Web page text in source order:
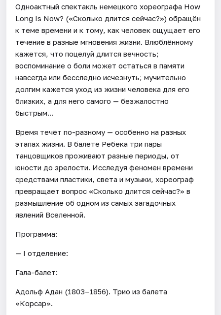
Одноактный спектакль немецкого хореографа How
Long Is Now? («Сколько длится сейчас?») обращён
к теме времени и к тому, как человек ощущает его
течение в разные мгновения жизни. Влюблённому
кажется, что поцелуй длится вечность;
воспоминание о боли может остаться в памяти
навсегда или бесследно исчезнуть; мучительно
долгим кажется уход из жизни человека для его
близких, а для него самого — безжалостно
быстрым...
Время течёт по-разному — особенно на разных
этапах жизни. В балете Ребека три пары
танцовщиков проживают разные периоды, от
юности до зрелости. Исследуя феномен времени
средствами пластики, света и музыки, хореограф
превращает вопрос «Сколько длится сейчас?» в
размышление об одном из самых загадочных
явлений Вселенной.
Программа:
— I отделение:
Гала-балет:
Адольф Адан (1803–1856). Трио из балета
«Корсар».